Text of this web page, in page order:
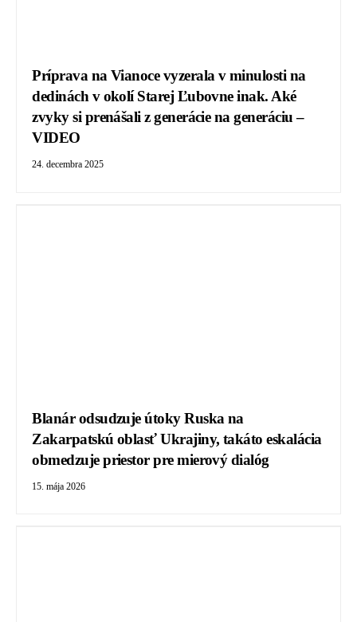
Príprava na Vianoce vyzerala v minulosti na
dedinách v okolí Starej Ľubovne inak. Aké
zvyky si prenášali z generácie na generáciu –
VIDEO
24. decembra 2025
Blanár odsudzuje útoky Ruska na
Zakarpatskú oblasť Ukrajiny, takáto eskalácia
obmedzuje priestor pre mierový dialóg
15. mája 2026